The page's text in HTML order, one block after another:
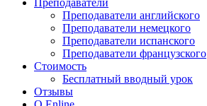
Преподаватели
Преподаватели английского
Преподаватели немецкого
Преподаватели испанского
Преподаватели французского
Стоимость
Бесплатный вводный урок
Отзывы